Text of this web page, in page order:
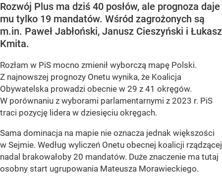
Rozwój Plus ma dziś 40 posłów, ale prognoza daje
mu tylko 19 mandatów. Wśród zagrożonych są
m.in. Paweł Jabłoński, Janusz Cieszyński i Łukasz
Kmita.
Rozłam w PiS mocno zmienił wyborczą mapę Polski.
Z najnowszej prognozy Onetu wynika, że Koalicja
Obywatelska prowadzi obecnie w 29 z 41 okręgów.
W porównaniu z wyborami parlamentarnymi z 2023 r. PiS
traci pozycję lidera w dziesięciu okręgach.
Sama dominacja na mapie nie oznacza jednak większości
w Sejmie. Według wyliczeń Onetu obecnej koalicji rządzącej
nadal brakowałoby 20 mandatów. Duże znaczenie ma tutaj
osobny start ugrupowania Mateusza Morawieckiego.